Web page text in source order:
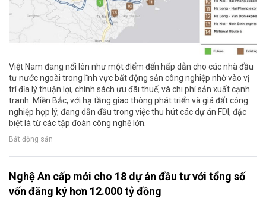
Việt Nam đang nổi lên như một điểm đến hấp dẫn cho các nhà đầu
tư nước ngoài trong lĩnh vực bất động sản công nghiệp nhờ vào vị
trí địa lý thuận lợi, chính sách ưu đãi thuế, và chi phí sản xuất cạnh
tranh. Miền Bắc, với hạ tầng giao thông phát triển và giá đất công
nghiệp hợp lý, đang dẫn đầu trong việc thu hút các dự án FDI, đặc
biệt là từ các tập đoàn công nghệ lớn.
Bất động sản
Nghệ An cấp mới cho 18 dự án đầu tư với tổng số
vốn đăng ký hơn 12.000 tỷ đồng